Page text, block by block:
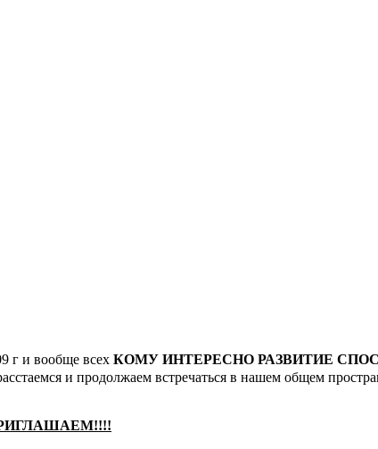
г и вообще всех КОМУ ИНТЕРЕСНО РАЗВИТИЕ
и продолжаем встречаться в нашем общем